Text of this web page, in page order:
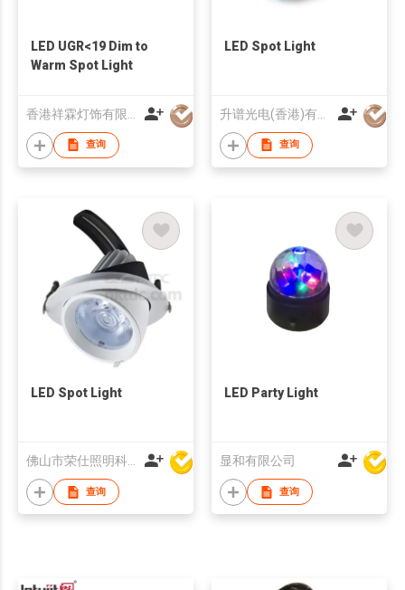
LED UGR<19 Dim to
Warm Spot Light
查询
LED Spot Light
查询
LED Spot Light
佛山市荣仕照明科技有限公司
查询
LED Party Light
显和有限公司
查询